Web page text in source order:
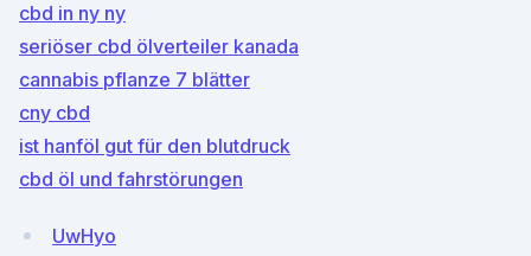
cbd in ny ny
seriöser cbd ölverteiler kanada
cannabis pflanze 7 blätter
cny cbd
ist hanföl gut für den blutdruck
cbd öl und fahrstörungen
UwHyo